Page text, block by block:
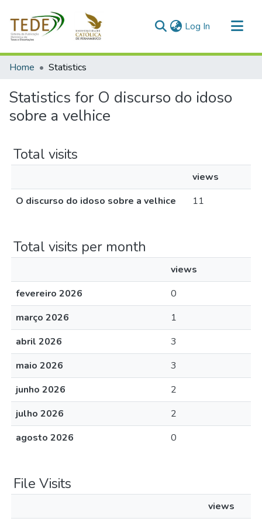
Log In (current)
Communities & Collections
Home Statistics
Statistics for O discurso do idoso
sobre a velhice
Total visits
views
O discurso do idoso sobre a velhice
11
Total visits per month
views
fevereiro 2026
0
março 2026
1
abril 2026
3
maio 2026
3
junho 2026
2
julho 2026
2
agosto 2026
0
File Visits
views